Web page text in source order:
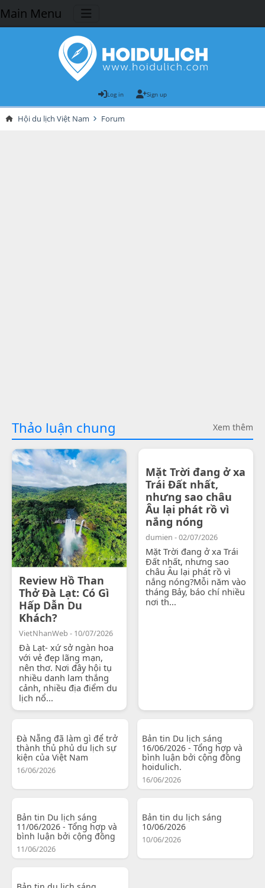
Main Menu
Log in Sign up
Hội du lịch Việt Nam Forum
Thảo luận chung Xem thêm
Review Hồ Than
Thở Đà Lạt: Có Gì
Hấp Dẫn Du
Khách?
VietNhanWeb - 10/07/2026
Đà Lạt- xứ sở ngàn hoa
với vẻ đẹp lãng mạn,
nên thơ. Nơi đây hội tụ
nhiều danh lam thắng
cảnh, nhiều địa điểm du
lịch nổ...
Mặt Trời đang ở xa
Trái Đất nhất,
nhưng sao châu
Âu lại phát rồ vì
nắng nóng
dumien - 02/07/2026
Mặt Trời đang ở xa Trái
Đất nhất, nhưng sao
châu Âu lại phát rồ vì
nắng nóng?Mỗi năm vào
tháng Bảy, báo chí nhiều
nơi th...
Đà Nẵng đã làm gì để trở
thành thủ phủ du lịch sự
kiện của Việt Nam
16/06/2026
Bản tin Du lịch sáng
16/06/2026 - Tổng hợp và
bình luận bởi cộng đồng
hoidulich.
16/06/2026
Bản tin Du lịch sáng
11/06/2026 - Tổng hợp và
bình luận bởi cộng đồng
11/06/2026
Bản tin du lịch sáng
10/06/2026
10/06/2026